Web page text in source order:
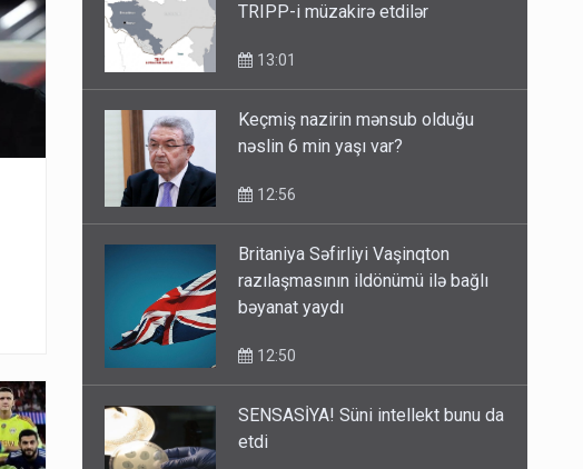
TRIPP-i müzakirə etdilər
13:01
Keçmiş nazirin mənsub olduğu
nəslin 6 min yaşı var?
12:56
Britaniya Səfirliyi Vaşinqton
razılaşmasının ildönümü ilə bağlı
bəyanat yaydı
12:50
SENSASİYA! Süni intellekt bunu da
etdi